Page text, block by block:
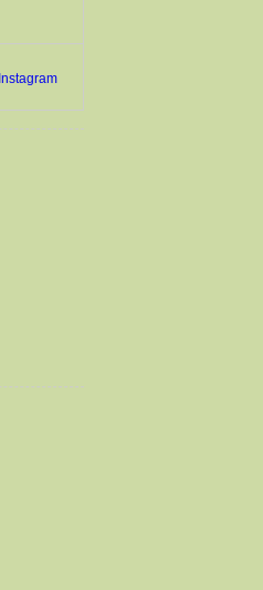
Instagram